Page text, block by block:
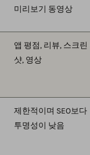
미리보기 동영상
앱 평점, 리뷰, 스크린
샷, 영상
제한적이며 SEO보다
투명성이 낮음